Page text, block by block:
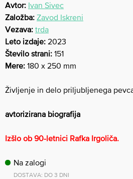
Avtor: Ivan Sivec
Založba: Zavod Iskreni
Vezava: trda
Leto izdaje: 2023
Število strani: 151
Mere: 180 x 250 mm
Življenje in delo priljubljenega
avtorizirana biografija
Izšlo ob 90-letnici Rafka Irgoliča.
Na zalogi
DOSTAVA: DO 3 DNI